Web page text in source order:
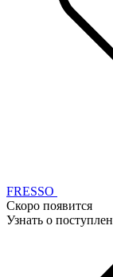
FRESSO
Скоро появится
Узнать о